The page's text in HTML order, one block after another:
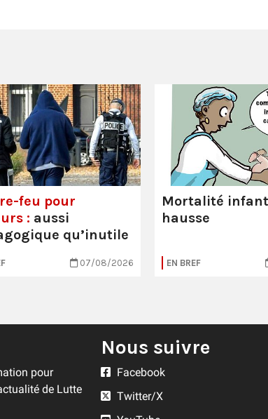
feu pour
: aussi
qu’inutile
07/08/2026
Mortalité
hausse
EN BREF
pour
de Lutte
Nous suivre
Facebook
Twitter/X